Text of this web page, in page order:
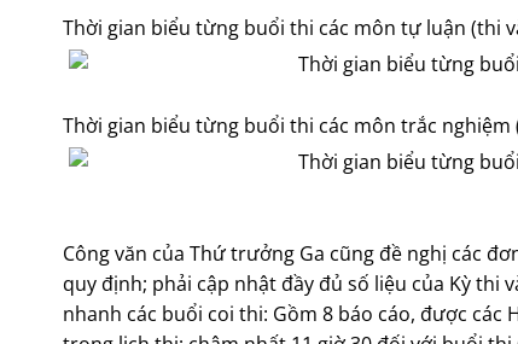
Thời gian biểu từng buổi thi các môn tự luận
Thời gian biểu từng buổi thi các môn trắc nghiệm
Công văn của Thứ trưởng Ga cũng đề nghị các
quy định; phải cập nhật đầy đủ số liệu của Kỳ thi
nhanh các buổi coi thi: Gồm 8 báo cáo, được